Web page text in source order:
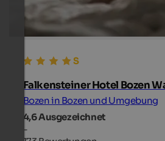
Falkensteiner Hotel Bozen
Bozen in Bozen und Umgebung
4,6Ausgezeichnet
-